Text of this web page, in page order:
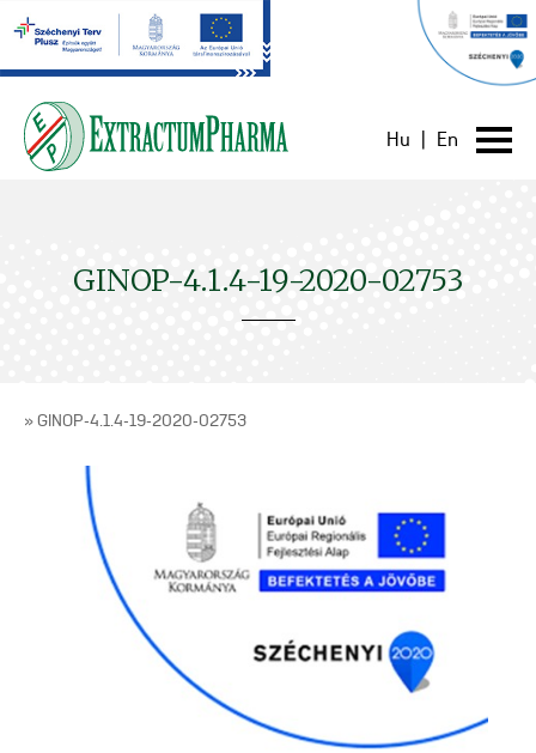
Hu En
GINOP-4.1.4-19-2020-02753
» GINOP-4.1.4-19-2020-02753